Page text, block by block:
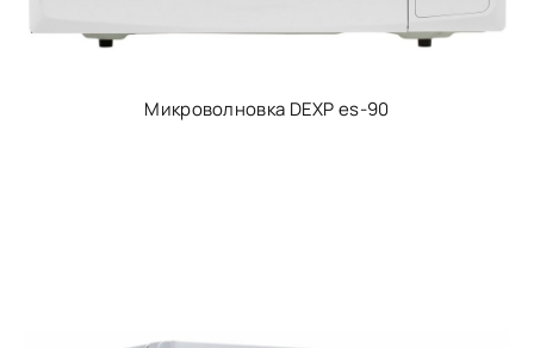
Микроволновка DEXP es-90